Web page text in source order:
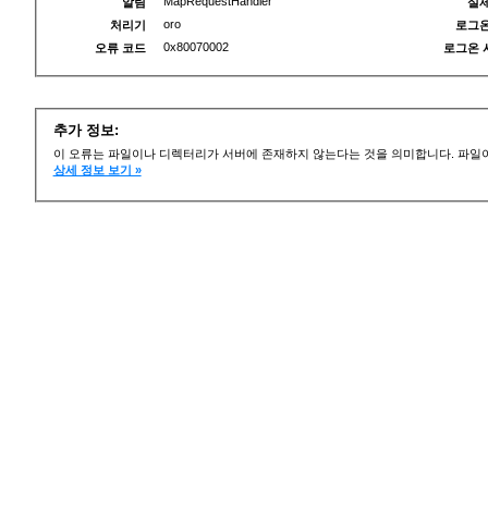
처리기
oro
오류 코드
0x80070002
로그
로그온
추가 정보:
이 오류는 파일이나 디렉터리가 서버에 존재하지 않는다는 것을 의미합니다. 파
상세 정보 보기 »